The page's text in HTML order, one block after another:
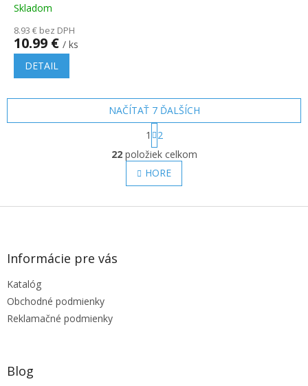
Skladom
8.93 € bez DPH
10.99 € / ks
DETAIL
O
v
l
á
a
NAČÍTAŤ 7 ĎALŠÍCH
S
t
r
á
n
k
v
1
2
22položiek celkom
HORE
Z
Informácie pre vás
Katalóg
Obchodné podmienky
Reklamačné podmienky
Blog